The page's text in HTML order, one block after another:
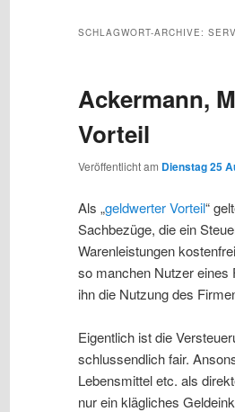
wechseln
SCHLAGWORT-ARCHIVE:
Ackermann,
Vorteil
Veröffentlicht am Dienstag 25
Als „geldwerter Vorteil“
Sachbezüge, die ein
Warenleistungen
so manchen Nutzer eines
ihn die Nutzung des
Eigentlich ist die
schlussendlich fair.
Lebensmittel etc. als
nur ein klägliches